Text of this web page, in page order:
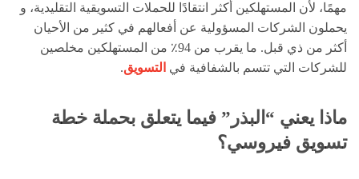
مهمًا، لأن المستهلكين أكثر انتقادًا للحملات التسويقية التقليدية، و
يحملون الشركات المسؤولية عن أفعالهم في كثير من الأحيان
أكثر من ذي قبل. ما يقرب من 94٪ من المستهلكين مخلصين
للشركات التي تتسم بالشفافية في التسويق.
ماذا يعني “البذر” فيما يتعلق بحملة خطة
تسويق فيروسي؟